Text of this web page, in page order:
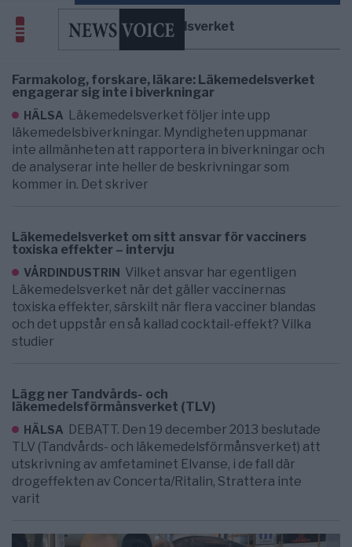
Läkemedelsverket
Farmakolog, forskare, läkare: Läkemedelsverket
engagerar sig inte i biverkningar
HÄLSA Läkemedelsverket följer inte upp
läkemedelsbiverkningar. Myndigheten uppmanar
inte allmänheten att rapportera in biverkningar och
de analyserar inte heller de beskrivningar som
kommer in. Det skriver
Läkemedelsverket om sitt ansvar för vacciners
toxiska effekter – intervju
VÅRDINDUSTRIN Vilket ansvar har egentligen
Läkemedelsverket när det gäller vaccinernas
toxiska effekter, särskilt när flera vacciner blandas
och det uppstår en så kallad cocktail-effekt? Vilka
studier
Lägg ner Tandvårds- och
läkemedelsförmånsverket (TLV)
HÄLSA DEBATT. Den 19 december 2013 beslutade
TLV (Tandvårds- och läkemedelsförmånsverket) att
utskrivning av amfetaminet Elvanse, i de fall där
drogeffekten av Concerta/Ritalin, Strattera inte
varit